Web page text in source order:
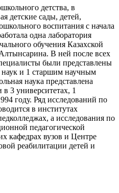
детства, в
детские сады, детей,
воспитания с начала
одна лаборатория
обучения Казахской
В ней после всех
были представлены
наук и 1 старшим научным
наука представлена
3 университетах, 1
году. Ряд исследований по
в институтах
а исследования по
педагогической
кафедрах вузов и Центре
реабилитации детей и